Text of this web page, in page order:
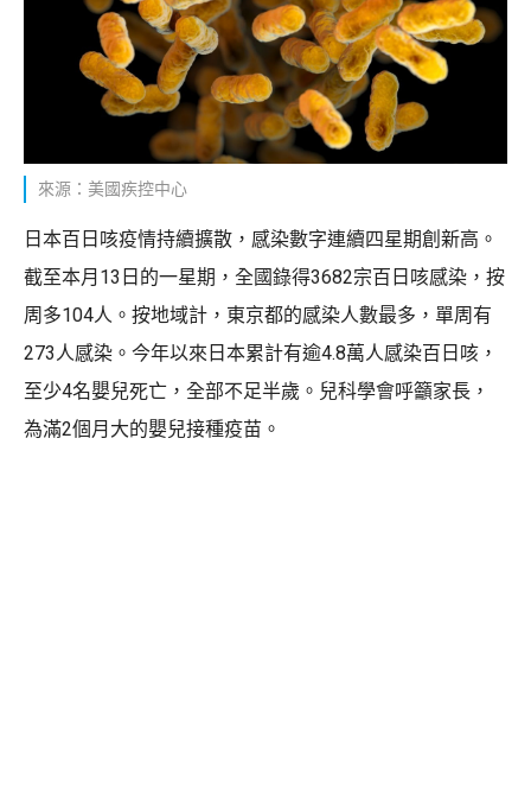
來源：美國疾控中心
日本百日咳疫情持續擴散，感染數字連續四星期創新高。
截至本月13日的一星期，全國錄得3682宗百日咳感染，按
周多104人。按地域計，東京都的感染人數最多，單周有
273人感染。今年以來日本累計有逾4.8萬人感染百日咳，
至少4名嬰兒死亡，全部不足半歲。兒科學會呼籲家長，
為滿2個月大的嬰兒接種疫苗。